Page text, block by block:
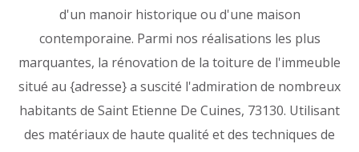
d'un manoir historique ou d'une maison
contemporaine. Parmi nos réalisations les plus
marquantes, la rénovation de la toiture de l'immeuble
situé au {adresse} a suscité l'admiration de nombreux
habitants de Saint Etienne De Cuines, 73130. Utilisant
des matériaux de haute qualité et des techniques de